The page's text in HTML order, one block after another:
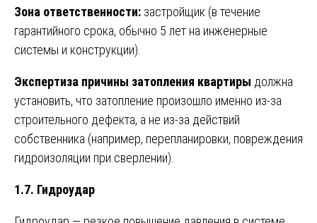
Зона ответственности: застройщик (в течение
гарантийного срока, обычно 5 лет на инженерные
системы и конструкции).
Экспертиза причины затопления квартиры должна
установить, что затопление произошло именно из-за
строительного дефекта, а не из-за действий
собственника (например, перепланировки, повреждения
гидроизоляции при сверлении).
1.7. Гидроудар